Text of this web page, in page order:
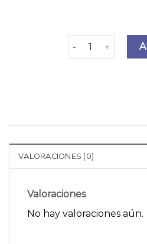
bolsos marca
VALORACIONES (0)
Valoraciones
No hay valoraciones aún.